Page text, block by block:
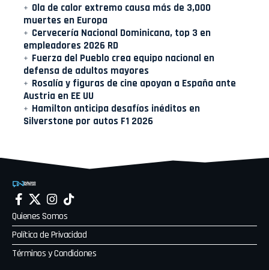
Ola de calor extremo causa más de 3,000
muertes en Europa
Cervecería Nacional Dominicana, top 3 en
empleadores 2026 RD
Fuerza del Pueblo crea equipo nacional en
defensa de adultos mayores
Rosalía y figuras de cine apoyan a España ante
Austria en EE UU
Hamilton anticipa desafíos inéditos en
Silverstone por autos F1 2026
Quienes Somos
Política de Privacidad
Términos y Condiciones